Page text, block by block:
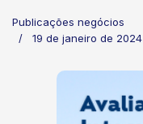
Publicações negócios
19 de janeiro de 2024